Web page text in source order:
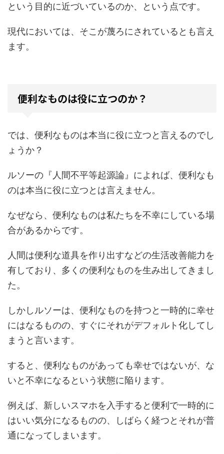
という目的に近づいているのか、という点です。
現代においては、そこが蔑ろにされているとも言え
ます。
便利なものは役に立つのか？
では、便利なものは本当に役に立つと言えるのでし
ょうか？
ルソーの『人間不平等起源論』によれば、便利なも
のは本当に役に立つとは言えません。
なぜなら、便利なものは私たちを不幸にしている場
合があるからです。
人間は便利な道具を作り出すなどの生活改善能力を
有しており、多くの便利なものを生み出してきまし
た。
しかしルソーは、便利なものを持つと一時的に幸せ
にはなるものの、すぐにそれがデフォルト化してし
まうと言います。
すると、便利なものがあっても幸せではないが、な
いと不幸になるという状態に陥ります。
例えば、新しいスマホを入手すると便利で一時的に
はいい気分になるものの、しばらく経つとそれが普
通になってしまいます。